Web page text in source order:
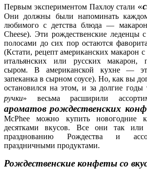
Первым экспериментом Пахлоу стали «
Они должны были напоминать
любимого с детства блюда —
Cheese). Эти рождественские
полосами до сих пор остаются
(Кстати, рецепт американских макарон
итальянских или русских макарон,
сыром. В американской кухне —
запеканка в сырном соусе). Но, как вы
остановился на этом, и за долгие годы
ручки» весьма расширили
ароматов рождественских
McPheе можно купить новогодние
десятками вкусов. Все они так или
празднованию Рождества и
праздничными продуктами.
Рождественские конфеты со